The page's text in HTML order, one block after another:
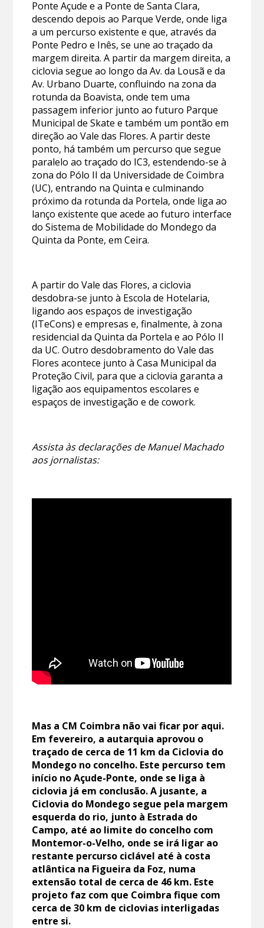
Ponte Açude e a Ponte de Santa Clara,
descendo depois ao Parque Verde, onde liga
a um percurso existente e que, através da
Ponte Pedro e Inês, se une ao traçado da
margem direita. A partir da margem direita, a
ciclovia segue ao longo da Av. da Lousã e da
Av. Urbano Duarte, confluindo na zona da
rotunda da Boavista, onde tem uma
passagem inferior junto ao futuro Parque
Municipal de Skate e também um pontão em
direção ao Vale das Flores. A partir deste
ponto, há também um percurso que segue
paralelo ao traçado do IC3, estendendo-se à
zona do Pólo II da Universidade de Coimbra
(UC), entrando na Quinta e culminando
próximo da rotunda da Portela, onde liga ao
lanço existente que acede ao futuro interface
do Sistema de Mobilidade do Mondego da
Quinta da Ponte, em Ceira.
A partir do Vale das Flores, a ciclovia
desdobra-se junto à Escola de Hotelaria,
ligando aos espaços de investigação
(ITeCons) e empresas e, finalmente, à zona
residencial da Quinta da Portela e ao Pólo II
da UC. Outro desdobramento do Vale das
Flores acontece junto à Casa Municipal da
Proteção Civil, para que a ciclovia garanta a
ligação aos equipamentos escolares e
espaços de investigação e de cowork.
Assista às declarações de Manuel Machado
aos jornalistas:
Mas a CM Coimbra não vai ficar por aqui.
Em fevereiro, a autarquia aprovou o
traçado de cerca de 11 km da Ciclovia do
Mondego no concelho. Este percurso tem
início no Açude-Ponte, onde se liga à
ciclovia já em conclusão. A jusante, a
Ciclovia do Mondego segue pela margem
esquerda do rio, junto à Estrada do
Campo, até ao limite do concelho com
Montemor-o-Velho, onde se irá ligar ao
restante percurso ciclável até à costa
atlântica na Figueira da Foz, numa
extensão total de cerca de 46 km. Este
projeto faz com que Coimbra fique com
cerca de 30 km de ciclovias interligadas
entre si.